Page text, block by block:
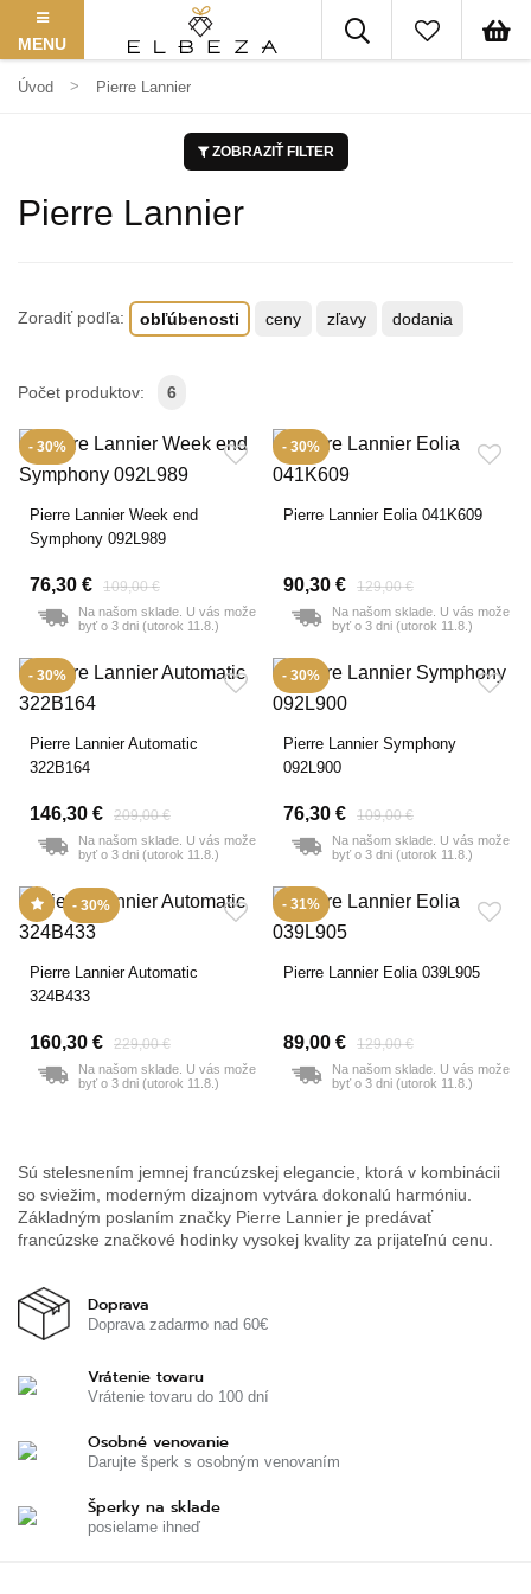
MENU
Úvod Pierre Lannier
ZOBRAZIŤ FILTER
Pierre Lannier
Zoradiť podľa: obľúbenosti ceny zľavy dodania
Počet produktov: 6
- 30%
Pierre Lannier Week end
Symphony 092L989
76,30 € 109,00 €
Na našom sklade. U vás može
byť o 3 dni (utorok 11.8.)
- 30%
Pierre Lannier Eolia 041K609
90,30 € 129,00 €
Na našom sklade. U vás može
byť o 3 dni (utorok 11.8.)
- 30%
Pierre Lannier Automatic
322B164
146,30 € 209,00 €
Na našom sklade. U vás može
byť o 3 dni (utorok 11.8.)
- 30%
Pierre Lannier Symphony
092L900
76,30 € 109,00 €
Na našom sklade. U vás može
byť o 3 dni (utorok 11.8.)
- 30%
Pierre Lannier Automatic
324B433
160,30 € 229,00 €
Na našom sklade. U vás može
byť o 3 dni (utorok 11.8.)
- 31%
Pierre Lannier Eolia 039L905
89,00 € 129,00 €
Na našom sklade. U vás može
byť o 3 dni (utorok 11.8.)
Sú stelesnením jemnej francúzskej elegancie, ktorá v kombinácii
so sviežim, moderným dizajnom vytvára dokonalú harmóniu.
Základným poslaním značky Pierre Lannier je predávať
francúzske značkové hodinky vysokej kvality za prijateľnú cenu.
Doprava
Doprava zadarmo nad 60€
Vrátenie tovaru
Vrátenie tovaru do 100 dní
Osobné venovanie
Darujte šperk s osobným venovaním
Šperky na sklade
posielame ihneď